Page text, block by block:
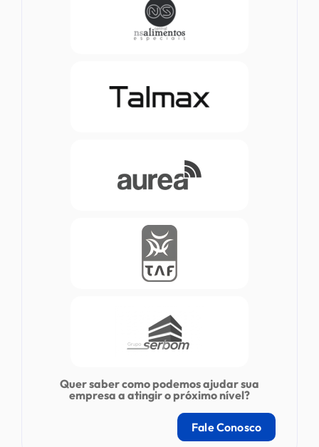
Quer saber como podemos ajudar sua
empresa a atingir o próximo nível?
Fale Conosco